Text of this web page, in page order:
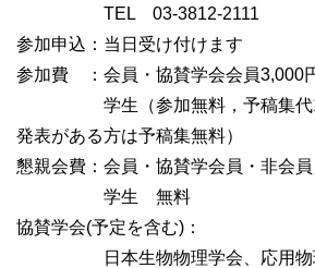
TEL 03-3812-2111
参加申込：当日受け付けます
参加費 ：会員・協賛学会会員3,000
学生（参加無料，予稿集代
発表がある方は予稿集無料）
懇親会費：会員・協賛学会員・非会
学生 無料
協賛学会(予定を含む)：
日本生物物理学会、応用物理